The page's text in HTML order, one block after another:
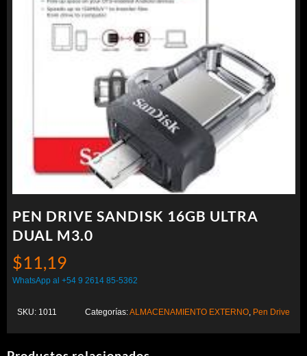
PEN DRIVE SANDISK 16GB ULTRA
DUAL M3.0
$11,19
WhatsApp al +54 9 2614 85-5362
SKU: 1011 Categorías:ALMACENAMIENTO EXTERNO Pen Drive